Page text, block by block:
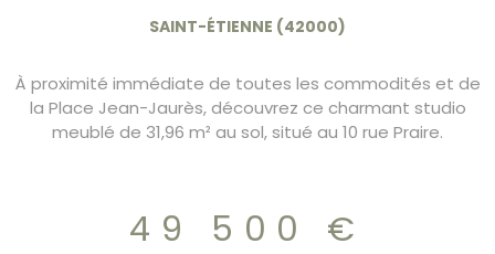
SAINT-ÉTIENNE (42000)
À proximité immédiate de toutes les commodités et de
la Place Jean-Jaurès, découvrez ce charmant studio
meublé de 31,96 m² au sol, situé au 10 rue Praire.
49 500 €